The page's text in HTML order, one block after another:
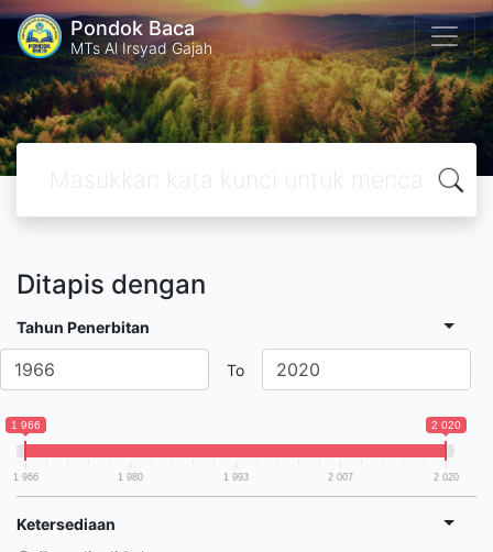
Pondok Baca
MTs Al Irsyad Gajah
Ditapis dengan
Tahun Penerbitan
To
1 966 2 020
1 966 1 980 1 993 2 007 2 020
Ketersediaan